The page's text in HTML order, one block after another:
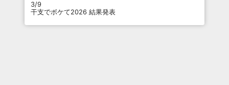
3/9
干支でボケて2026 結果発表